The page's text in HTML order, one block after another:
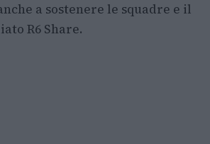
a sostenere le squadre e il
R6 Share.